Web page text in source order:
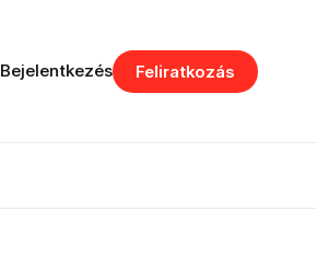
Bejelentkezés Feliratkozás